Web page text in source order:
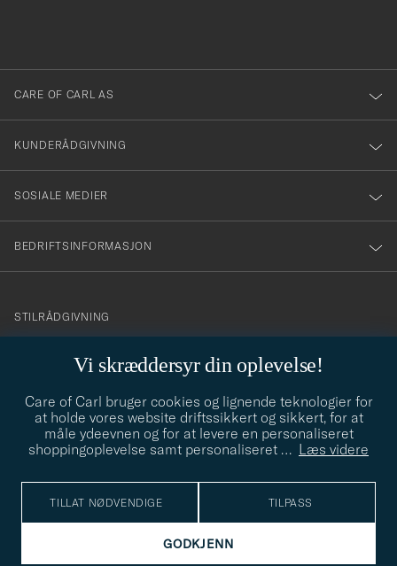
Vi skræddersyr din oplevelse!
Care of Carl bruger cookies og lignende teknologier for
at holde vores website driftssikkert og sikkert, for at
måle ydeevnen og for at levere en personaliseret
shoppingoplevelse samt personaliseret … Læs videre
TILLAT NØDVENDIGE TILPASS
GODKJENN
dig
till
vårt
nyhetsbrev!
CARE OF CARL AS
KUNDERÅDGIVNING
SOSIALE MEDIER
BEDRIFTSINFORMASJON
info@careofcarl.no
STILRÅDGIVNING
STILRÅDGIVNING
© Care of Carl 2026